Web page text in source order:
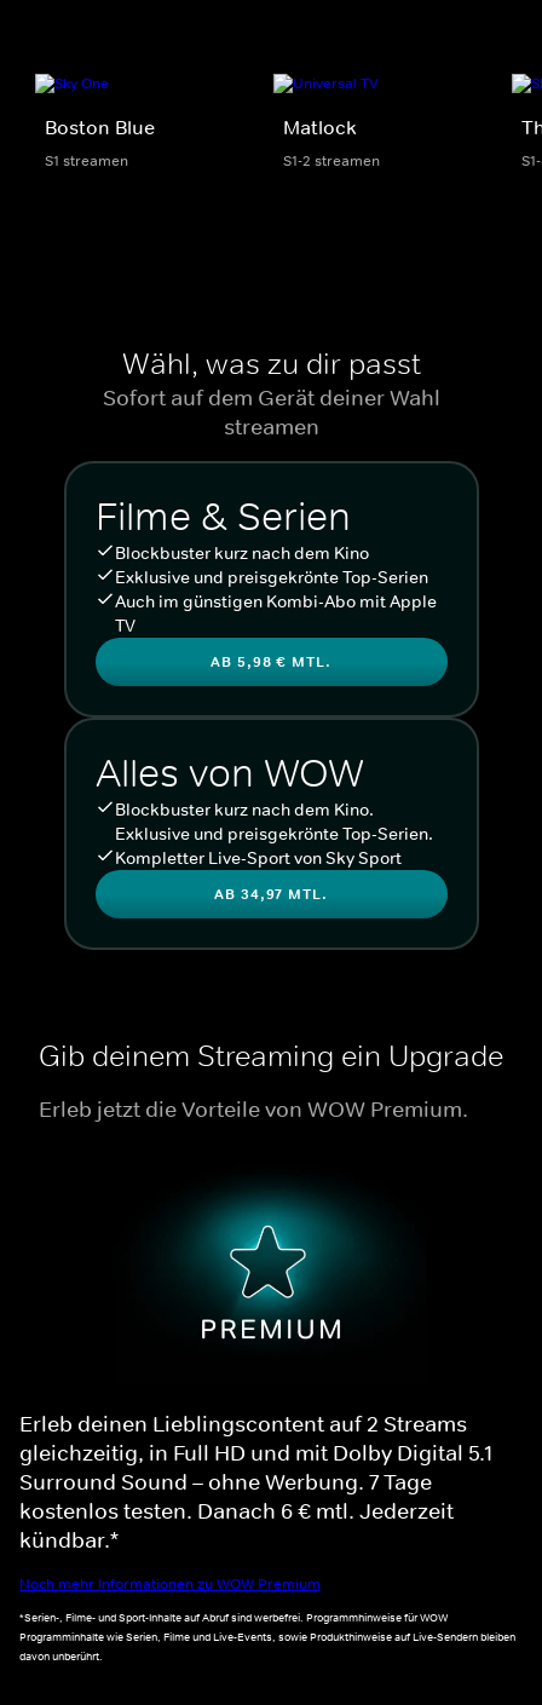
Boston Blue
S1 streamen
Matlock
S1-2 streamen
Wähl, was zu dir passt
Sofort auf dem Gerät deiner Wahl
streamen
Filme & Serien
Blockbuster kurz nach dem Kino
Exklusive und preisgekrönte Top-Serien
Auch im günstigen Kombi-Abo mit Apple
TV
AB 5,98 € MTL.
Alles von WOW
Blockbuster kurz nach dem Kino.
Exklusive und preisgekrönte Top-Serien.
Kompletter Live-Sport von Sky Sport
AB 34,97 MTL.
Gib deinem Streaming ein Upgrade
Erleb jetzt die Vorteile von WOW Premium.
Erleb deinen Lieblingscontent auf 2 Streams
gleichzeitig, in Full HD und mit Dolby Digital 5.1
Surround Sound – ohne Werbung. 7 Tage
kostenlos testen. Danach 6 € mtl. Jederzeit
kündbar.*
Noch mehr Informationen zu WOW Premium
*Serien-, Filme- und Sport-Inhalte auf Abruf sind werbefrei. Programmhinweise für WOW
Programminhalte wie Serien, Filme und Live-Events, sowie Produkthinweise auf Live-Sendern bleiben
davon unberührt.